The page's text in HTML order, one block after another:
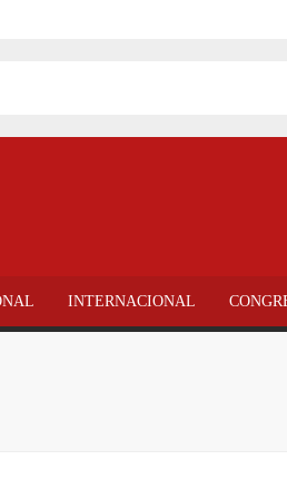
de pobreza extrema: Américo
INTERNACIONAL